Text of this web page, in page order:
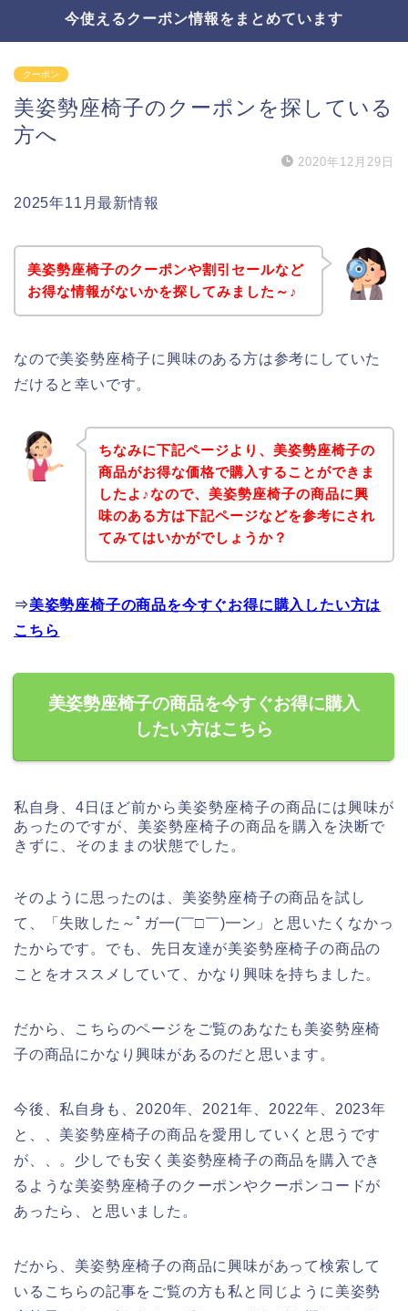
今使えるクーポン情報をまとめています
クーポン
美姿勢座椅子のクーポンを探している
方へ
2020年12月29日
2025年11月最新情報
美姿勢座椅子のクーポンや割引セールなど
お得な情報がないかを探してみました～♪
なので美姿勢座椅子に興味のある方は参考にしていた
だけると幸いです。
ちなみに下記ページより、美姿勢座椅子の
商品がお得な価格で購入することができま
したよ♪なので、美姿勢座椅子の商品に興
味のある方は下記ページなどを参考にされ
てみてはいかがでしょうか？
⇒美姿勢座椅子の商品を今すぐお得に購入したい方は
こちら
美姿勢座椅子の商品を今すぐお得に購入
したい方はこちら
私自身、4日ほど前から美姿勢座椅子の商品には興味が
あったのですが、美姿勢座椅子の商品を購入を決断で
きずに、そのままの状態でした。
そのように思ったのは、美姿勢座椅子の商品を試し
て、「失敗した～ﾟガ━(￣□￣)━ン」と思いたくなかっ
たからです。でも、先日友達が美姿勢座椅子の商品の
ことをオススメしていて、かなり興味を持ちました。
だから、こちらのページをご覧のあなたも美姿勢座椅
子の商品にかなり興味があるのだと思います。
今後、私自身も、2020年、2021年、2022年、2023年
と、、美姿勢座椅子の商品を愛用していくと思うです
が、、。少しでも安く美姿勢座椅子の商品を購入でき
るような美姿勢座椅子のクーポンやクーポンコードが
あったら、と思いました。
だから、美姿勢座椅子の商品に興味があって検索して
いるこちらの記事をご覧の方も私と同じように美姿勢